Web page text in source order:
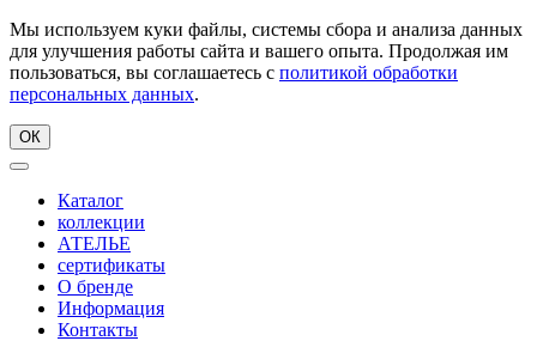
Мы используем куки файлы, системы сбора и анализа данных
для улучшения работы сайта и вашего опыта. Продолжая им
пользоваться, вы соглашаетесь с политикой обработки
персональных данных.
ОК
Каталог
коллекции
АТЕЛЬЕ
сертификаты
О бренде
Информация
Контакты